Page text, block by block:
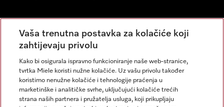
Newsletter
Vaša trenutna postavka za kolačiće koji
zahtijevaju privolu
Kako bi osigurala ispravno funkcioniranje naše web-stranice,
tvrtka Miele koristi nužne kolačiće. Uz vašu privolu također
koristimo nenužne kolačiće i tehnologije praćenja u
marketinške i analitičke svrhe, uključujući kolačiće trećih
strana naših partnera i pružatelja usluga, koji prikupljaju